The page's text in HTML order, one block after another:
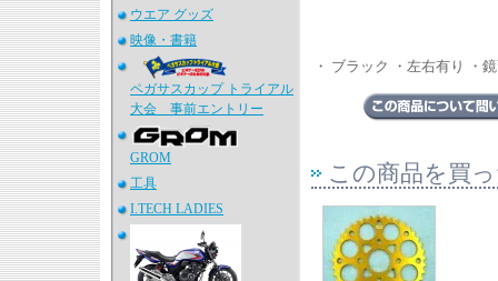
ウエア グッズ
映像・書籍
ペガサスカップ トライアル
大会 事前エントリー
GROM
工具
I.TECH LADIES
・ ブラック ・左右有り
この商品を買